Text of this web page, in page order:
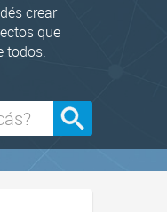
crear
que
todos.